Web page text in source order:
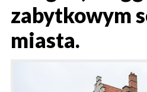
zabytkowym
miasta.